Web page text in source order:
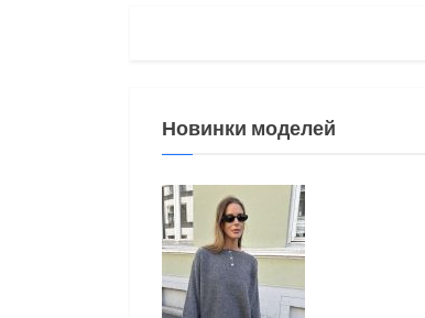
Новинки моделей